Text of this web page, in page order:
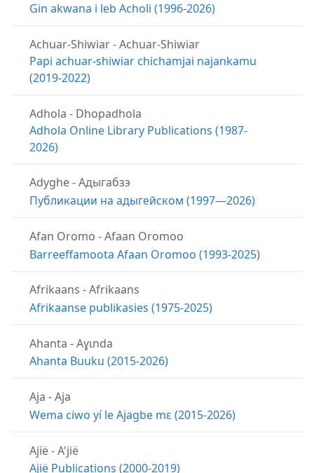
Gin akwana i leb Acholi (1996-2026)
Achuar-Shiwiar-Achuar-Shiwiar
Papi achuar-shiwiar chichamjai najankamu
(2019-2022)
Adhola - Dhopadhola
Adhola Online Library Publications (1987-
2026)
Adyghe-Адыгабзэ
Публикации на адыгейском (1997—2026)
Afan Oromo -Afaan Oromoo
Barreeffamoota Afaan Oromoo (1993-2025)
Afrikaans -Afrikaans
Afrikaanse publikasies (1975-2025)
Ahanta -Aɣɩnda
Ahanta Buuku (2015-2026)
Aja -Aja
Wema ciwo yí le Ajagbe mɛ (2015-2026)
Ajië-A'jië
Ajië Publications (2000-2019)